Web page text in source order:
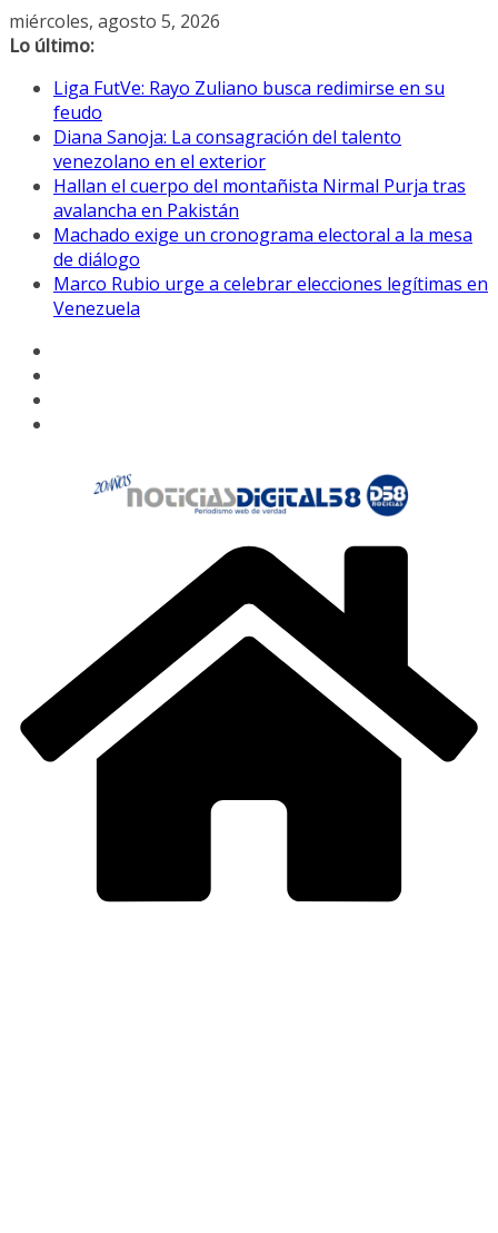
Saltar
al
miércoles, agosto 5, 2026
Lo último:
Liga FutVe: Rayo Zuliano busca redimirse en su
feudo
Diana Sanoja: La consagración del talento
venezolano en el exterior
Hallan el cuerpo del montañista Nirmal Purja tras
avalancha en Pakistán
Machado exige un cronograma electoral a la mesa
de diálogo
Marco Rubio urge a celebrar elecciones legítimas en
Venezuela